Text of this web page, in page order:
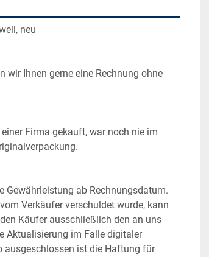
neu
wir Ihnen gerne eine Rechnung ohne
Firma gekauft, war noch nie im
Gewährleistung ab Rechnungsdatum.
Verkäufer verschuldet wurde, kann
Käufer ausschließlich den an uns
Aktualisierung im Falle digitaler
ausgeschlossen ist die Haftung für